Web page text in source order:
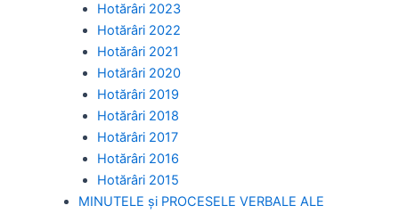
Hotărâri 2023
Hotărâri 2022
Hotărâri 2021
Hotărâri 2020
Hotărâri 2019
Hotărâri 2018
Hotărâri 2017
Hotărâri 2016
Hotărâri 2015
MINUTELE și PROCESELE VERBALE ALE